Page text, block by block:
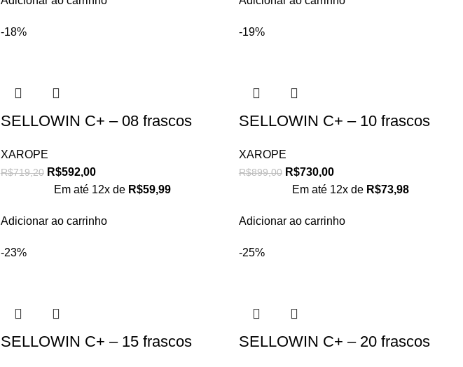
-18%
SELLOWIN C+ – 08 frascos
XAROPE
R$719,20 R$592,00
Em até 12x de R$59,99
Adicionar ao carrinho
-19%
SELLOWIN C+ – 10 frascos
XAROPE
R$899,00 R$730,00
Em até 12x de R$73,98
Adicionar ao carrinho
-23%
SELLOWIN C+ – 15 frascos
-25%
SELLOWIN C+ – 20 frascos